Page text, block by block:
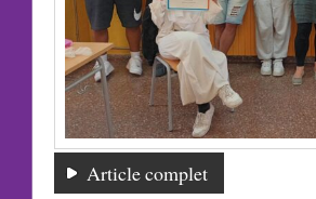
Article complet